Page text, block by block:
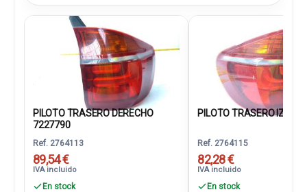
PILOTO TRASERO DERECHO
7227790
Ref. 2764113
89,54 €
IVA incluido
En stock
PILOTO TRASERO
Ref. 2764115
82,28 €
IVA incluido
En stock